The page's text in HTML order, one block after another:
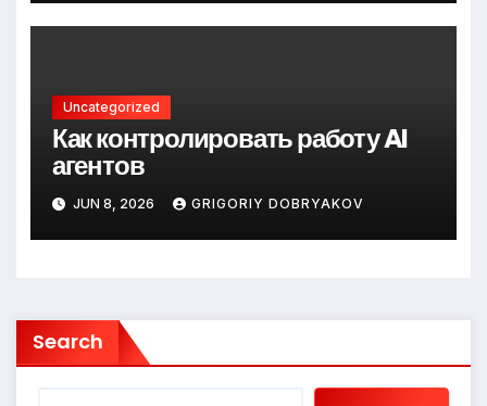
Uncategorized
Как контролировать работу AI
агентов
JUN 8, 2026 GRIGORIY DOBRYAKOV
Search